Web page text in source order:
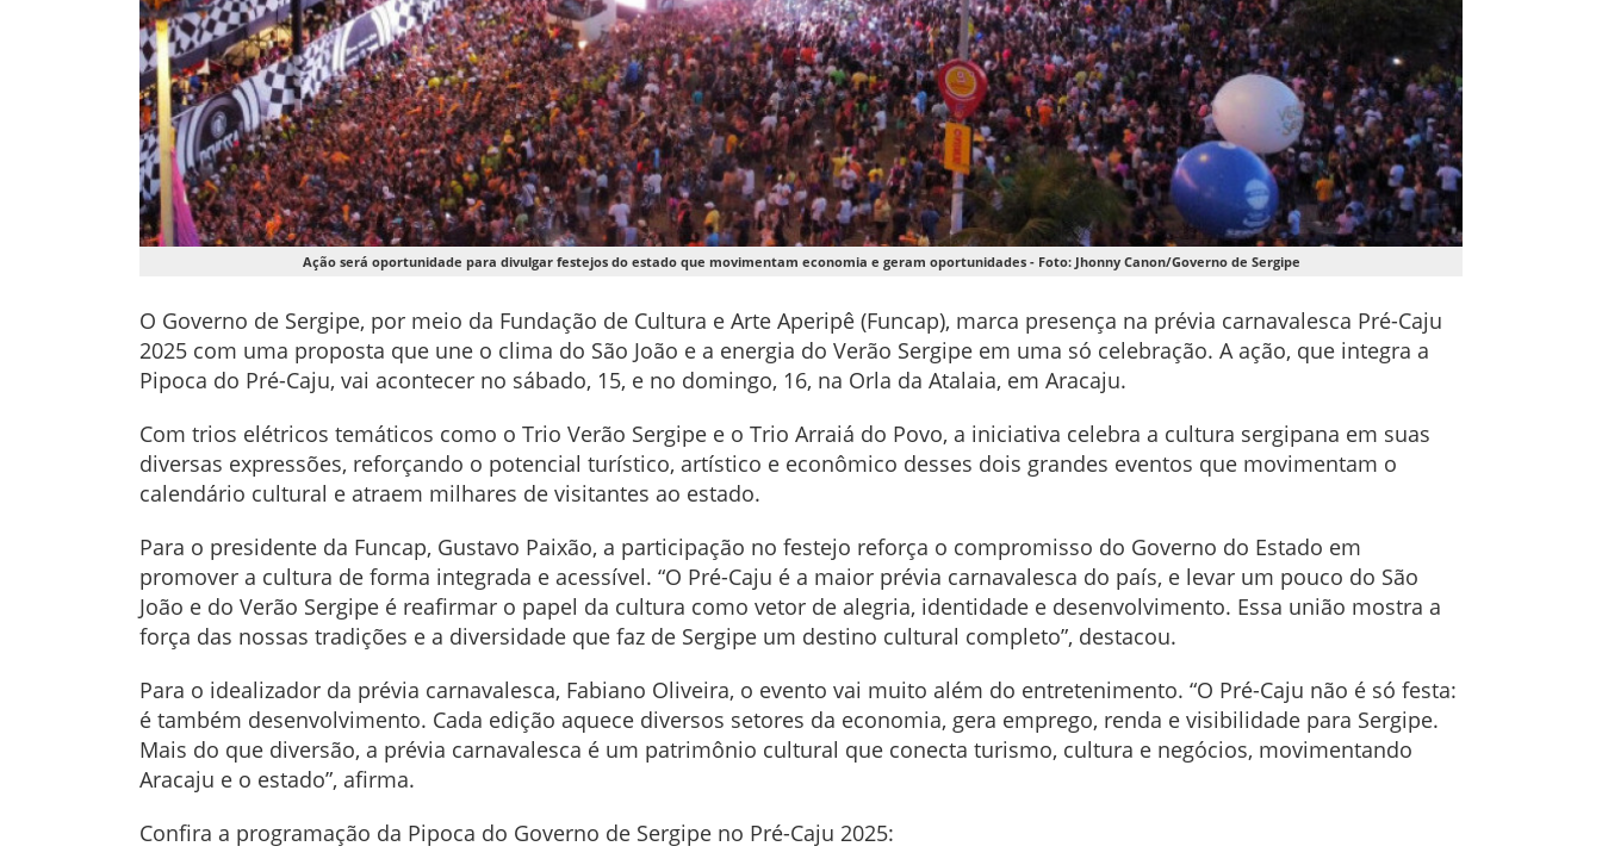
Ação será oportunidade para divulgar festejos do estado que movimentam economia e geram oportunidades - Foto: Jhonny Canon/Governo de Sergipe
O Governo de Sergipe, por meio da Fundação de Cultura e Arte Aperipê (Funcap), marca presença na prévia carnavalesca Pré-Caju
2025 com uma proposta que une o clima do São João e a energia do Verão Sergipe em uma só celebração. A ação, que integra a
Pipoca do Pré-Caju, vai acontecer no sábado, 15, e no domingo, 16, na Orla da Atalaia, em Aracaju.
Com trios elétricos temáticos como o Trio Verão Sergipe e o Trio Arraiá do Povo, a iniciativa celebra a cultura sergipana em suas
diversas expressões, reforçando o potencial turístico, artístico e econômico desses dois grandes eventos que movimentam o
calendário cultural e atraem milhares de visitantes ao estado.
Para o presidente da Funcap, Gustavo Paixão, a participação no festejo reforça o compromisso do Governo do Estado em
promover a cultura de forma integrada e acessível. “O Pré-Caju é a maior prévia carnavalesca do país, e levar um pouco do São
João e do Verão Sergipe é reafirmar o papel da cultura como vetor de alegria, identidade e desenvolvimento. Essa união mostra a
força das nossas tradições e a diversidade que faz de Sergipe um destino cultural completo”, destacou.
Para o idealizador da prévia carnavalesca, Fabiano Oliveira, o evento vai muito além do entretenimento. “O Pré-Caju não é só festa:
é também desenvolvimento. Cada edição aquece diversos setores da economia, gera emprego, renda e visibilidade para Sergipe.
Mais do que diversão, a prévia carnavalesca é um patrimônio cultural que conecta turismo, cultura e negócios, movimentando
Aracaju e o estado”, afirma.
Confira a programação da Pipoca do Governo de Sergipe no Pré-Caju 2025: